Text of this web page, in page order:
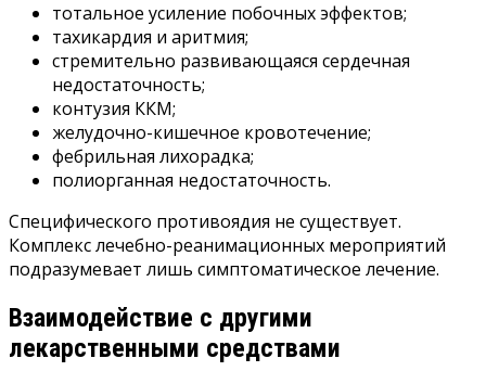
тотальное усиление побочных эффектов;
тахикардия и аритмия;
стремительно развивающаяся сердечная
недостаточность;
контузия ККМ;
желудочно-кишечное кровотечение;
фебрильная лихорадка;
полиорганная недостаточность.
Специфического противоядия не существует.
Комплекс лечебно-реанимационных мероприятий
подразумевает лишь симптоматическое лечение.
Взаимодействие с другими
лекарственными средствами